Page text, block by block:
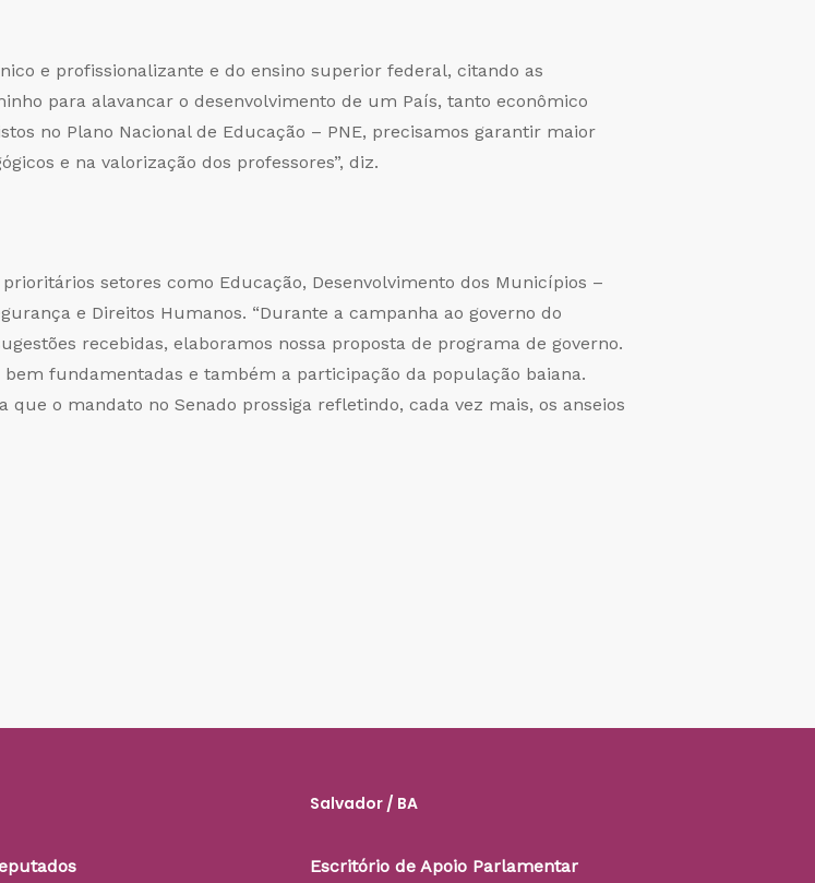
e profissionalizante e do ensino superior federal, citando as
para alavancar o desenvolvimento de um País, tanto econômico
no Plano Nacional de Educação – PNE, precisamos garantir maior
e na valorização dos professores”, diz.
setores como Educação, Desenvolvimento dos Municípios –
e Direitos Humanos. “Durante a campanha ao governo do
recebidas, elaboramos nossa proposta de programa de governo.
fundamentadas e também a participação da população baiana.
o mandato no Senado prossiga refletindo, cada vez mais, os anseios
Salvador / BA
Escritório de Apoio Parlamentar